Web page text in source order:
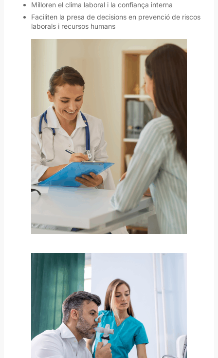
Milloren el clima laboral i la confiança interna
Faciliten la presa de decisions en prevenció de riscos
laborals i recursos humans